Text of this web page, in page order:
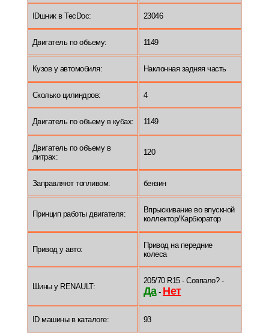
IDшник в TecDoc: 23046
Двигатель по объему: 1149
Кузов у автомобиля: Наклонная задняя часть
Сколько цилиндров: 4
Двигатель по объему в кубах: 1149
Двигатель по объему в
литрах:
120
Заправляют топливом: бензин
Принцип работы двигателя:
Впрыскивание во впускной
коллектор/Карбюратор
Привод у авто:
Привод на передние
колеса
Шины у RENAULT:
205/70 R15 - Совпало? -
Да- Нет
ID машины в каталоге: 93